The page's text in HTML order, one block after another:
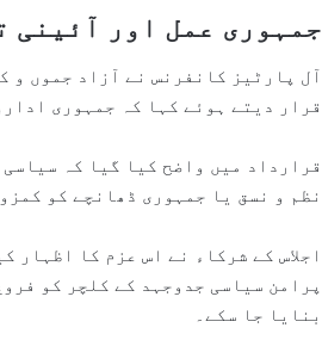
جمہوری عمل اور آئینی
آل پارٹیز کانفرنس نے آزاد جموں و
قرار دیتے ہوئے کہا کہ جمہوری
قرارداد میں واضح کیا گیا کہ
نظم و نسق یا جمہوری ڈھانچے کو
اجلاس کے شرکاء نے اس عزم کا اظہار
پرامن سیاسی جدوجہد کے کلچر کو
بنایا جا سکے۔